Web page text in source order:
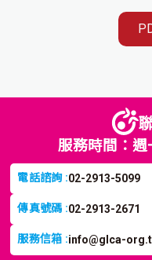
服務時間：
電話諮詢 :02-2913-5099
傳真號碼 :02-2913-2671
服務信箱 :info@glca-